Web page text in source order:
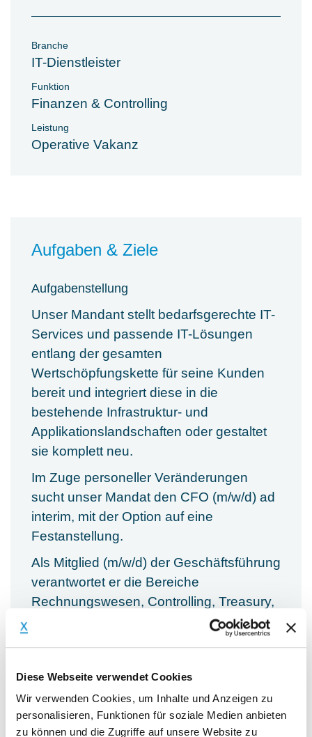
Diese Webseite verwendet Cookies
Wir verwenden Cookies, um Inhalte und Anzeigen zu
personalisieren, Funktionen für soziale Medien anbieten
zu können und die Zugriffe auf unsere Website zu
Branche
IT-Dienstleister
Funktion
Finanzen & Controlling
Leistung
Operative Vakanz
Aufgaben & Ziele
Aufgabenstellung
Unser Mandant stellt bedarfsgerechte IT-
Services und passende IT-Lösungen
entlang der gesamten
Wertschöpfungskette für seine Kunden
bereit und integriert diese in die
bestehende Infrastruktur- und
Applikationslandschaften oder gestaltet
sie komplett neu.
Im Zuge personeller Veränderungen
sucht unser Mandat den CFO (m/w/d) ad
interim, mit der Option auf eine
Festanstellung.
Als Mitglied (m/w/d) der Geschäftsführung
verantwortet er die Bereiche
Rechnungswesen, Controlling, Treasury,
Versicherungen, IT und Einkauf (~ € 15
Kernaufgaben:
Sicherstellung der nachhaltigen,